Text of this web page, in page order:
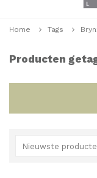
Home Tags
Producten
Nieuwste